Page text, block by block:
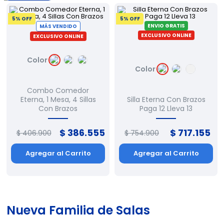
5% OFF
MÁS VENDIDO
EXCLUSIVO ONLINE
Color
Combo Comedor
Eterna, 1 Mesa, 4 Sillas
Con Brazos
$ 406.900 $ 386.555
Agregar al Carrito
5% OFF
ENVIO GRATIS
EXCLUSIVO ONLINE
Color
Silla Eterna Con Brazos
Paga 12 Lleva 13
$ 754.900 $ 717.155
Agregar al Carrito
Nueva Familia de Salas
Conoce
Más